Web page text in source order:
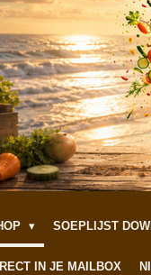
SOEPLIJST
IN JE MAILBOX